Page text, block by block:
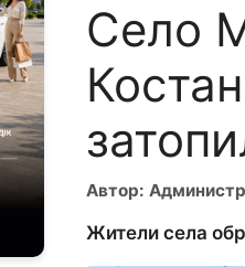
Село
Автор:
Жители села